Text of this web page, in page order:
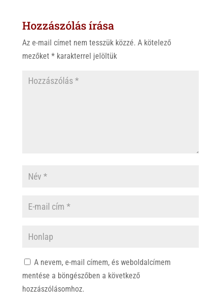
A
p
o
k
Hozzászólás írása
Az e-mail címet nem tesszük közzé. A kötelező
mezőket *karakterrel jelöltük
A nevem, e-mail címem, és weboldalcímem
mentése a böngészőben a következő
hozzászólásomhoz.